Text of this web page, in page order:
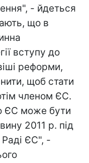
- йдеться
що в
вступу до
реформи,
щоб стати
членом ЄС.
ЄС може бути
2011 р. під
ЄС", -